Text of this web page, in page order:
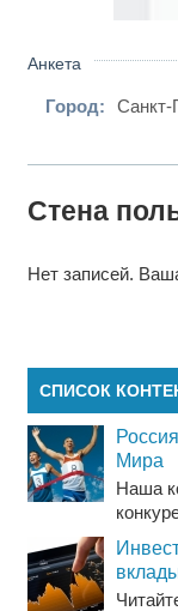
Анкета
Город: Санкт-
Стена
Нет записей.
СПИСОК
Мира
Наша